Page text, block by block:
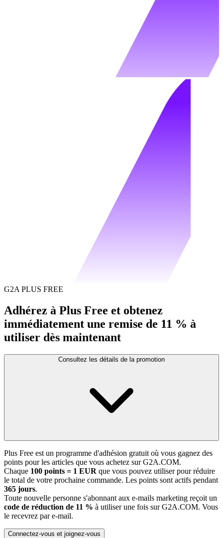
G2A PLUS FREE
Adhérez à Plus Free et obtenez
immédiatement une remise de 11 % à
utiliser dès maintenant
Consultez les détails de la promotion
Plus Free est un programme d'adhésion gratuit où vous gagnez des
points pour les articles que vous achetez sur G2A.COM.
Chaque 100 points = 1 EUR que vous pouvez utiliser pour réduire
le total de votre prochaine commande. Les points sont actifs pendant
365 jours.
Toute nouvelle personne s'abonnant aux e-mails marketing reçoit un
code de réduction de 11 % à utiliser une fois sur G2A.COM. Vous
le recevrez par e-mail.
Connectez-vous et joignez-vous